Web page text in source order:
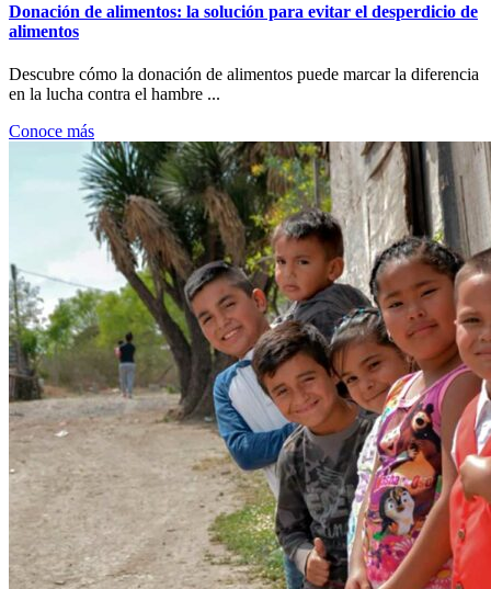
Donación de alimentos: la solución para evitar el desperdicio de
alimentos
Descubre cómo la donación de alimentos puede marcar la diferencia
en la lucha contra el hambre ...
Conoce más